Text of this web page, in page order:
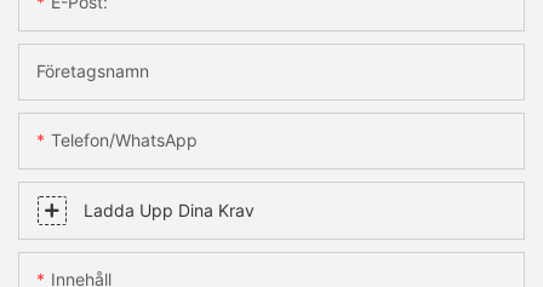
Företagsnamn
Telefon/WhatsApp
Ladda Upp Dina Krav
Innehåll